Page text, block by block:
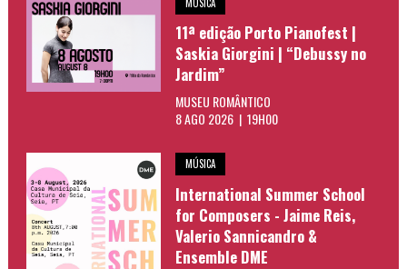
11ª edição Porto Pianofest |
Saskia Giorgini | “Debussy no
Jardim”
MUSEU ROMÂNTICO
8 AGO 2026 | 19H00
MÚSICA
International Summer School
for Composers - Jaime Reis,
Valerio Sannicandro &
Ensemble DME